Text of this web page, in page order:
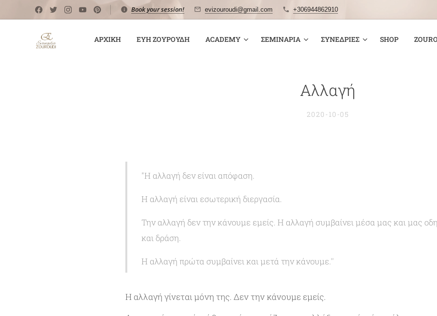
Book your session! evizouroudi@gmail.com +306944862910
ΑΡΧΙΚΉ ΕΎΗ ΖΟΥΡΟΎΔΗ ACADEMY ΣΕΜΙΝΆΡΙΑ ΣΥΝΕΔΡΊΕΣ SHOP
Αλλαγή
2020-10-05
"Η αλλαγή δεν είναι απόφαση.
Η αλλαγή είναι εσωτερική διεργασία.
Την αλλαγή δεν την κάνουμε εμείς. Η αλλαγή συμβαίνει μέσα μας και μας
και δράση.
Η αλλαγή πρώτα συμβαίνει και μετά την κάνουμε.''
Η αλλαγή γίνεται μόνη της. Δεν την κάνουμε εμείς.